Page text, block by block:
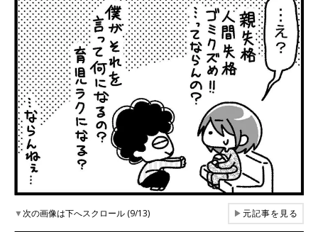
▼次の画像は下へスクロール (9/13) ▶元記事を見る